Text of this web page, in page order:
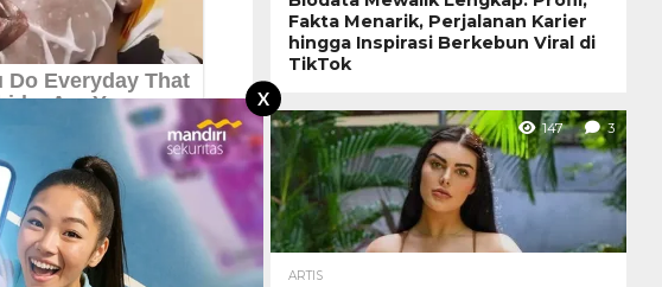
X
Fakta Menarik, Perjalanan Karier
hingga Inspirasi Berkebun Viral di
TikTok
147 3
ARTIS